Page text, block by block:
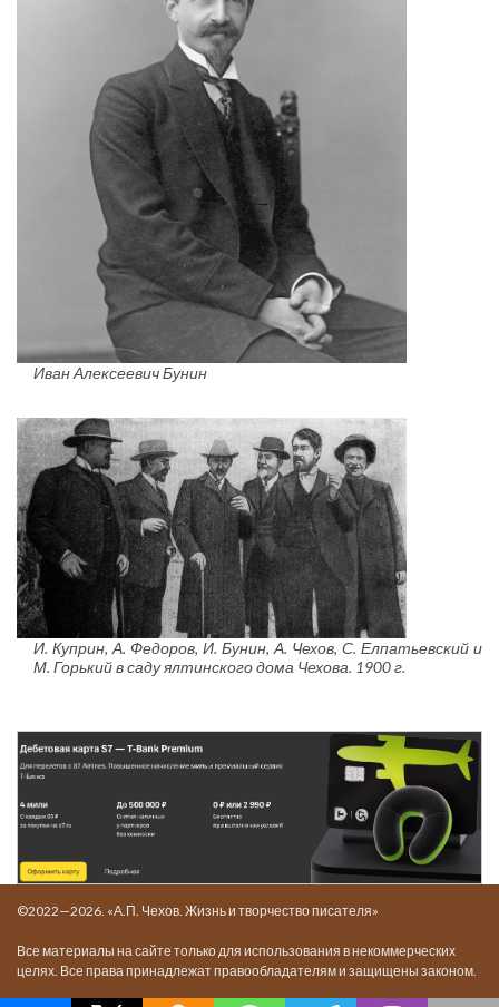
Иван Алексеевич Бунин
И. Куприн, А. Федоров, И. Бунин, А. Чехов, С. Елпатьевский и
М. Горький в саду ялтинского дома Чехова. 1900 г.
©2022—2026. «А.П. Чехов. Жизнь и творчество писателя»
Все материалы на сайте только для использования в некоммерческих
целях. Все права принадлежат правообладателям и защищены законом.